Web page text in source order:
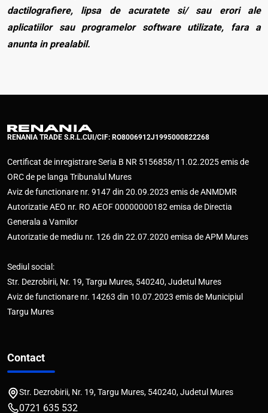
dactilografiere, lipsa de acuratete si/ sau erori ale
aplicatiilor sau programelor software utilizate, fara a
anunta in prealabil.
RENANIA TRADE S.R.L.CUI/CIF: RO8006912J1995000822268
Certificat de inregistrare Seria B NR 5156858/11.02.2025 emis de
ORC de pe langa Tribunalul Mures
Aviz de functionare nr. 9147 din 20.09.2023 emis de ANMDMR
Autorizatie AEO nr. RO AEOF 00000000182 emisa de Directia
Generala a Vamilor
Autorizatie de mediu nr. 126 din 22.07.2020 emisa de APM Mures
Sediul social:
Str. Dezrobirii, Nr. 19, Targu Mures, 540240, Judetul Mures
Aviz de functionare nr. 14263 din 10.07.2023 emis de Municipiul
Targu Mures
Contact
Str. Dezrobirii, Nr. 19, Targu Mures, 540240, Judetul Mures
0721 635 532